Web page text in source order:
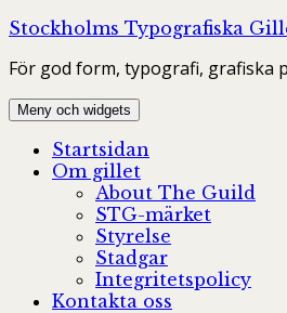
Hoppa
innehåll
Stockholms Typografiska
För god form, typografi, grafiska
Meny och widgets
Startsidan
Om gillet
About The Guild
STG-märket
Styrelse
Stadgar
Integritetspolicy
Kontakta oss